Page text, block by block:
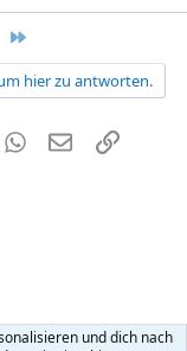
hier zu antworten.
WhatsApp
E-MailLink
und dich nach